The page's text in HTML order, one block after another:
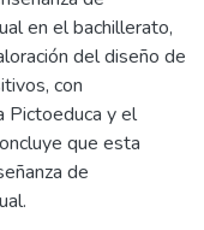
en el bachillerato,
del diseño de
con
Pictoeduca y el
que esta
de